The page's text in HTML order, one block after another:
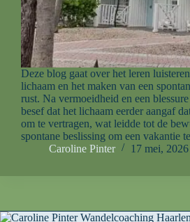
Deze blog gaat over het leren
lichaam en het maken van een
rust. Na vermoeidheid en een
besef dat het lichaam eerder aangaf
om te vertragen, wat leidde tot de
spontane beslissing om een vakantie
Caroline Pinter
17 mei, 2026